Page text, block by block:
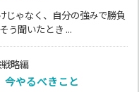
じゃなく、自分の強みで勝負
う聞いたとき ...
略編
今やるべきこと